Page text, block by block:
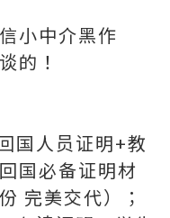
小中介黑作
的！
国人员证明+教
国必备证明材
完美交代）；